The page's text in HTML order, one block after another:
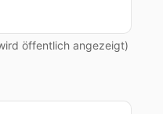
öffentlich angezeigt)